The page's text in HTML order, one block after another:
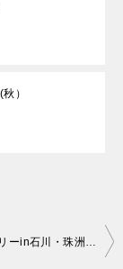
）
日本ジャンボリーin石川・珠洲市